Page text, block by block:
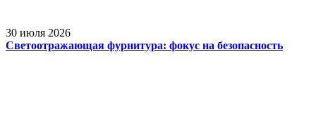
30 июля 2026
Светоотражающая фурнитура: фокус на безопасность